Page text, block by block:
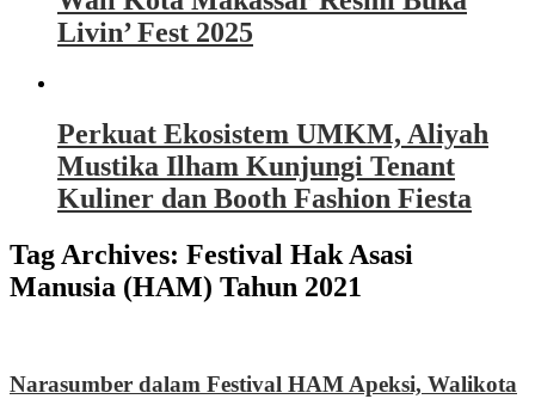
Livin’ Fest 2025
Perkuat Ekosistem UMKM, Aliyah
Mustika Ilham Kunjungi Tenant
Kuliner dan Booth Fashion Fiesta
Tag Archives: Festival Hak Asasi
Manusia (HAM) Tahun 2021
Narasumber dalam Festival HAM Apeksi, Walikota